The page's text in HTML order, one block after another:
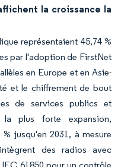
la croissance la
représentaient 45,74 %
par l'adoption de FirstNet
en Europe et en Asie-
et le chiffrement de bout
de services publics et
la plus forte expansion,
jusqu'en 2031, à mesure
des radios avec